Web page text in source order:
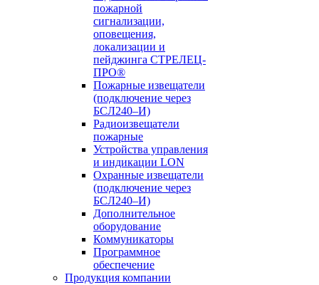
пожарной
сигнализации,
оповещения,
локализации и
пейджинга СТРЕЛЕЦ-
ПРО®
Пожарные извещатели
(подключение через
БСЛ240–И)
Радиоизвещатели
пожарные
Устройства управления
и индикации LON
Охранные извещатели
(подключение через
БСЛ240–И)
Дополнительное
оборудование
Коммуникаторы
Программное
обеспечение
Продукция компании